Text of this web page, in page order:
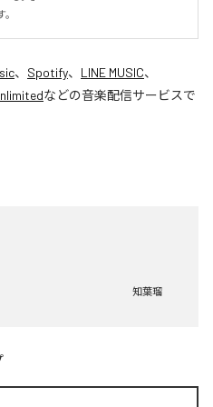
、 Spotify、 LINE MUSIC、
などの音楽配信サービスで
知葉瑠